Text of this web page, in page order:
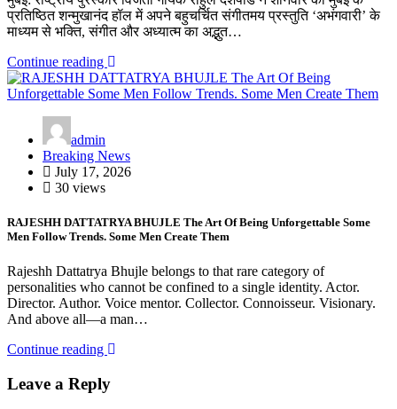
प्रतिष्ठित शन्मुखानंद हॉल में अपने बहुचर्चित संगीतमय प्रस्तुति ‘अभंगवारी’ के
माध्यम से भक्ति, संगीत और अध्यात्म का अद्भुत…
Continue reading
admin
Breaking News
July 17, 2026
30 views
RAJESHH DATTATRYA BHUJLE The Art Of Being Unforgettable Some
Men Follow Trends. Some Men Create Them
Rajeshh Dattatrya Bhujle belongs to that rare category of
personalities who cannot be confined to a single identity. Actor.
Director. Author. Voice mentor. Collector. Connoisseur. Visionary.
And above all—a man…
Continue reading
Leave a Reply